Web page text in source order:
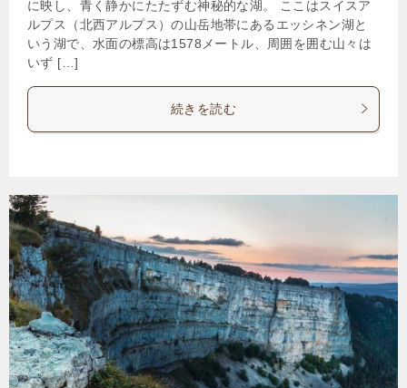
に映し、青く静かにたたずむ神秘的な湖。 ここはスイスア
ルプス（北西アルプス）の山岳地帯にあるエッシネン湖と
いう湖で、水面の標高は1578メートル、周囲を囲む山々は
いず […]
続きを読む